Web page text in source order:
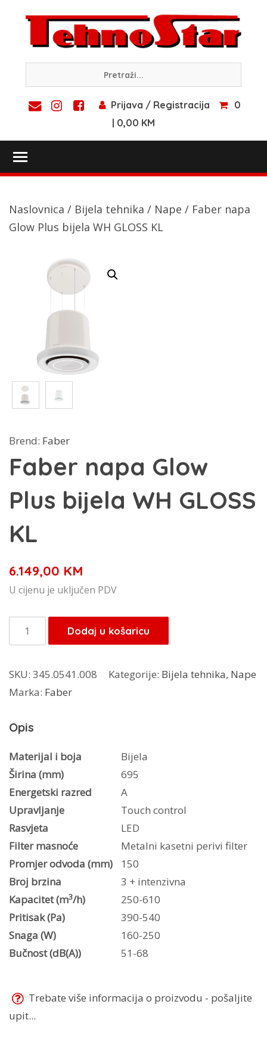
content
Prijava / Registracija
0
| 0,00 KM
Naslovnica / Bijela tehnika / Nape / Faber napa
Glow Plus bijela WH GLOSS KL
Brend: Faber
Faber napa Glow
Plus bijela WH GLOSS
KL
6.149,00 KM
U cijenu je uključen PDV
Faber
napa
Plus
bijela
GLOSS
KL
količina
Dodaj u košaricu
SKU: 345.0541.008 Kategorije: Bijela tehnika, Nape
Marka: Faber
Opis
Materijal i boja
Bijela
Širina (mm)
695
Energetski razred
A
Upravljanje
Touch control
Rasvjeta
LED
Filter masnoće
Metalni kasetni perivi filter
Promjer odvoda (mm)
150
Broj brzina
3 + intenzivna
Kapacitet (m3/h)
250-610
Pritisak (Pa)
390-540
Snaga (W)
160-250
Bučnost (dB(A))
51-68
Trebate više informacija o proizvodu - pošaljite
upit...